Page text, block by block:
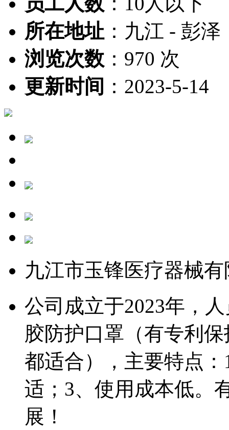
所在地址 ： 九江 - 彭泽
浏览次数 ： 970 次
更新时间 ： 2023-5-14
九江市玉锋医疗器械
公司成立于2023年，
胶防护口罩（有专利
都适合），主要特点
适；3、使用成本低。
展！